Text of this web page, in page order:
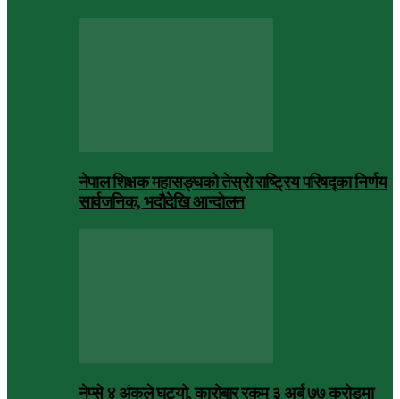
नेपाल शिक्षक महासङ्घको तेस्रो राष्ट्रिय परिषद्का निर्णय
सार्वजनिक, भदाैदेखि आन्दाेलन
नेप्से ४ अंकले घट्यो, कारोबार रकम ३ अर्ब ७७ करोडमा